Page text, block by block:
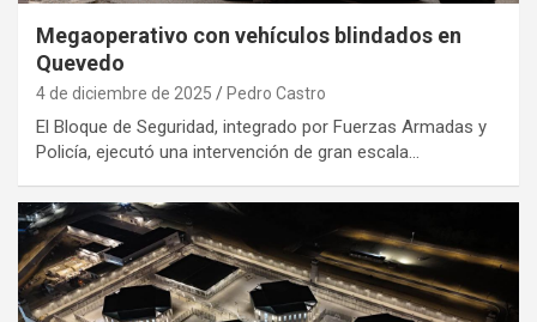
Megaoperativo con vehículos blindados en
Quevedo
4 de diciembre de 2025 Pedro Castro
El Bloque de Seguridad, integrado por Fuerzas Armadas y
Policía, ejecutó una intervención de gran escala…